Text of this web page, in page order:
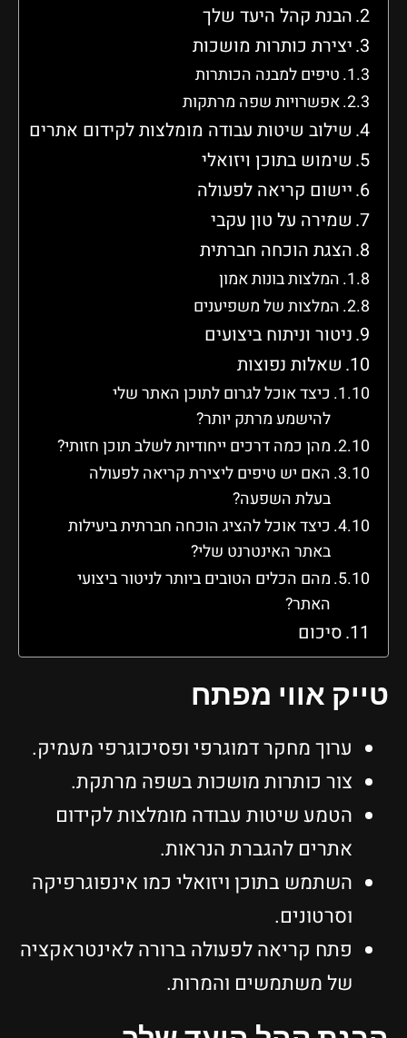
הבנת קהל היעד שלך
יצירת כותרות מושכות
טיפים למבנה הכותרות
אפשרויות שפה מרתקות
שילוב שיטות עבודה מומלצות לקידום אתרים
שימוש בתוכן ויזואלי
יישום קריאה לפעולה
שמירה על טון עקבי
הצגת הוכחה חברתית
המלצות בונות אמון
המלצות של משפיענים
ניטור וניתוח ביצועים
שאלות נפוצות
כיצד אוכל לגרום לתוכן האתר שלי
להישמע מרתק יותר?
מהן כמה דרכים ייחודיות לשלב תוכן חזותי?
האם יש טיפים ליצירת קריאה לפעולה
בעלת השפעה?
כיצד אוכל להציג הוכחה חברתית ביעילות
באתר האינטרנט שלי?
מהם הכלים הטובים ביותר לניטור ביצועי
האתר?
סיכום
טייק אווי מפתח
ערוך מחקר דמוגרפי ופסיכוגרפי מעמיק.
צור כותרות מושכות בשפה מרתקת.
הטמע שיטות עבודה מומלצות לקידום
אתרים להגברת הנראות.
השתמש בתוכן ויזואלי כמו אינפוגרפיקה
וסרטונים.
פתח קריאה לפעולה ברורה לאינטראקציה
של משתמשים והמרות.